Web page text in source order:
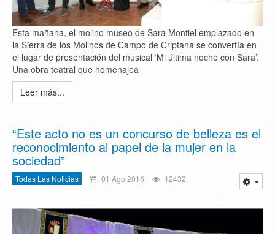
Esta mañana, el molino museo de Sara Montiel emplazado en
la Sierra de los Molinos de Campo de Criptana se convertía en
el lugar de presentación del musical ‘Mi última noche con Sara’.
Una obra teatral que homenajea
Leer más...
“Este acto no es un concurso de belleza es el
reconocimiento al papel de la mujer en la
sociedad”
Todas Las Noticias 01 Ago 2016 12432